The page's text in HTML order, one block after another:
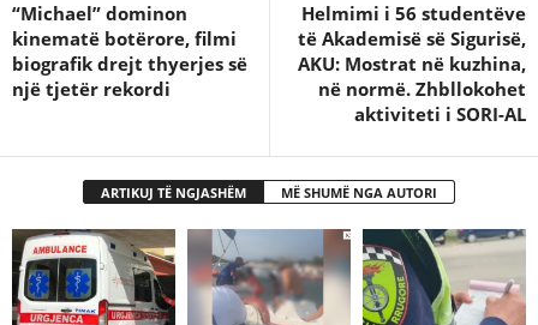
“Michael” dominon
kinematë botërore, filmi
biografik drejt thyerjes së
një tjetër rekordi
Helmimi i 56 studentëve
të Akademisë së Sigurisë,
AKU: Mostrat në kuzhina,
në normë. Zhbllokohet
aktiviteti i SORI-AL
ARTIKUJ TË NGJASHËM MË SHUMË NGA AUTORI